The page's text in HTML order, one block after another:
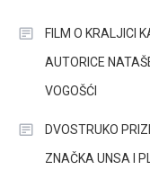
FILM O KRALJICI
AUTORICE
VOGOŠĆI
DVOSTRUKO
ZNAČKA UNSA I